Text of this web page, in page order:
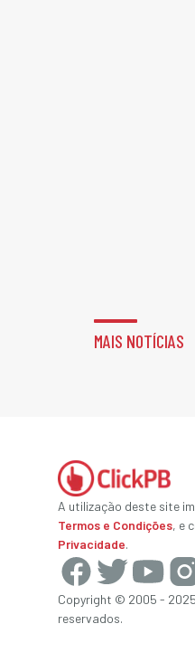
MAIS NOTÍCIAS
A utilização deste site
Termos e Condições, e
Privacidade.
Copyright © 2005 -
reservados.